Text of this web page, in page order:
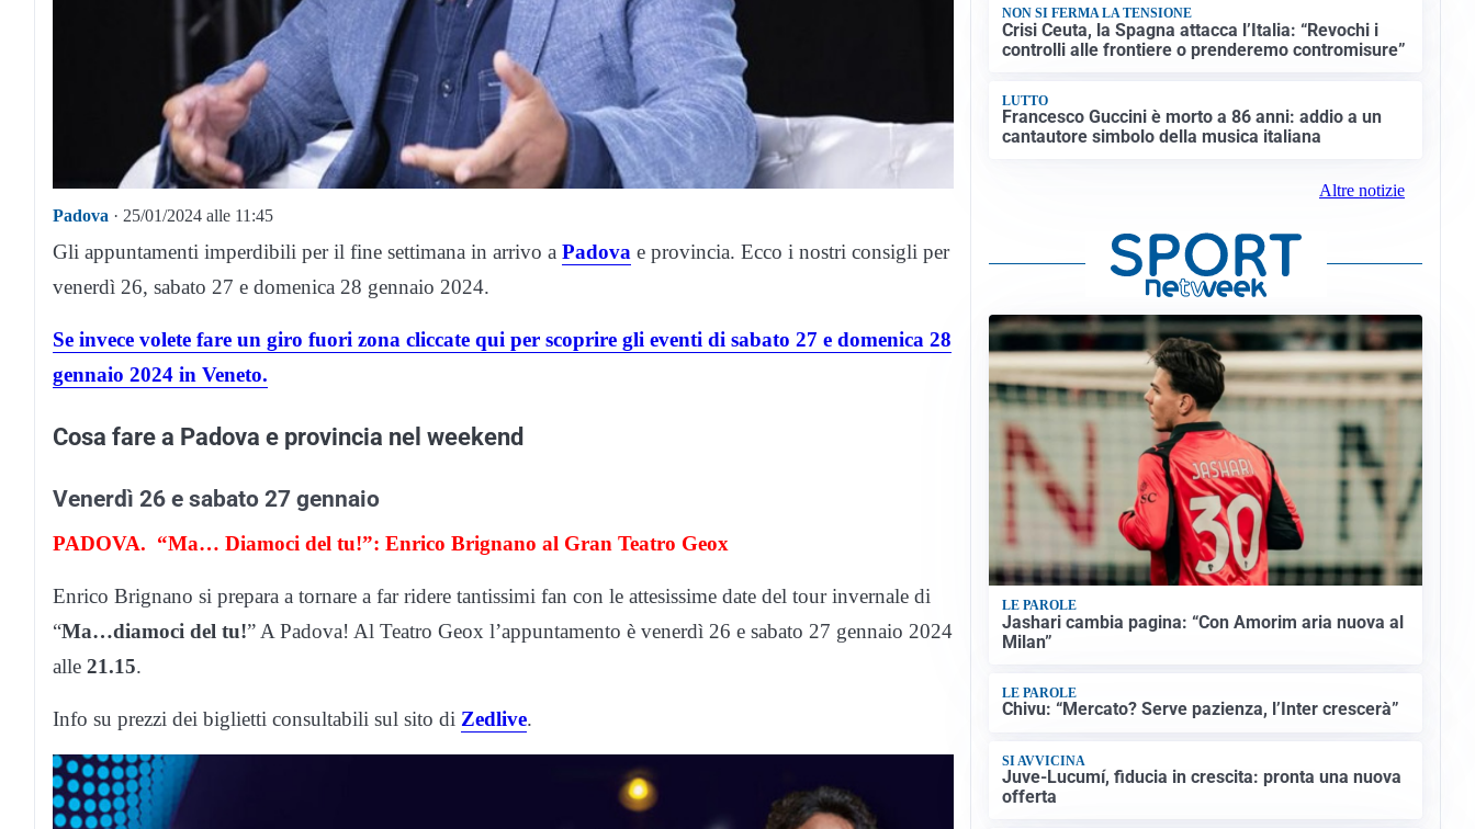
Padova · 25/01/2024 alle 11:45
Gli appuntamenti imperdibili per il fine settimana in arrivo a Padova e provincia. Ecco i nostri consigli per
venerdì 26, sabato 27 e domenica 28 gennaio 2024.
Se invece volete fare un giro fuori zona cliccate qui per scoprire gli eventi di sabato 27 e domenica 28
gennaio 2024 in Veneto.
Cosa fare a Padova e provincia nel weekend
Venerdì 26 e sabato 27 gennaio
PADOVA. “Ma… Diamoci del tu!”: Enrico Brignano al Gran Teatro Geox
Enrico Brignano si prepara a tornare a far ridere tantissimi fan con le attesissime date del tour invernale di
“Ma…diamoci del tu!” A Padova! Al Teatro Geox l’appuntamento è venerdì 26 e sabato 27 gennaio 2024
alle 21.15.
Info su prezzi dei biglietti consultabili sul sito di Zedlive.
NON SI FERMA LA TENSIONE
Crisi Ceuta, la Spagna attacca l’Italia: “Revochi i
controlli alle frontiere o prenderemo contromisure”
LUTTO
Francesco Guccini è morto a 86 anni: addio a un
cantautore simbolo della musica italiana
Altre notizie
LE PAROLE
Jashari cambia pagina: “Con Amorim aria nuova al
Milan”
LE PAROLE
Chivu: “Mercato? Serve pazienza, l’Inter crescerà”
SI AVVICINA
Juve-Lucumí, fiducia in crescita: pronta una nuova
offerta